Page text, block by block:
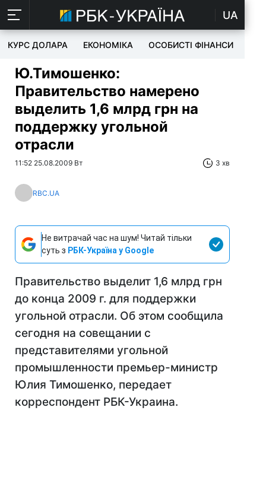
UA
КУРС ДОЛАРА ЕКОНОМІКА ОСОБИСТІ ФІНАНСИ
Ю.Тимошенко:
Правительство намерено
выделить 1,6 млрд грн на
поддержку угольной
отрасли
11:52 25.08.2009 Вт 3 хв
RBC.UA
Не витрачай час на шум! Читай тільки
суть з РБК-Україна у Google
Правительство выделит 1,6 млрд грн
до конца 2009 г. для поддержки
угольной отрасли. Об этом сообщила
сегодня на совещании с
представителями угольной
промышленности премьер-министр
Юлия Тимошенко, передает
корреспондент РБК-Украина.